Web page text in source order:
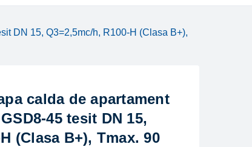
DN 15, Q3=2,5mc/h, R100-H (Clasa B+),
calda de apartament
45 tesit DN 15,
(Clasa B+), Tmax. 90